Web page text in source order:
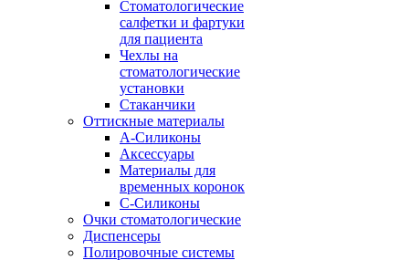
Стоматологические
салфетки и фартуки
для пациента
Чехлы на
стоматологические
установки
Стаканчики
Оттискные материалы
А-Силиконы
Аксессуары
Материалы для
временных коронок
С-Силиконы
Очки стоматологические
Диспенсеры
Полировочные системы